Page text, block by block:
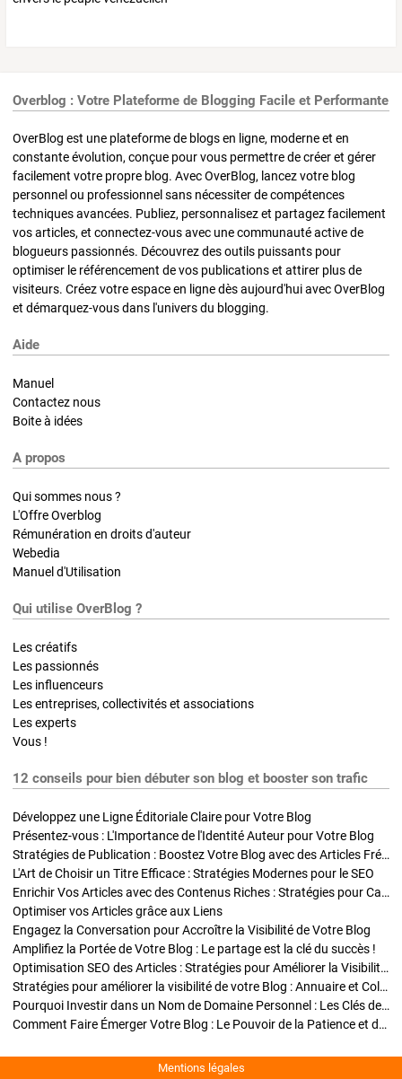
Overblog : Votre Plateforme de Blogging Facile et Performante
OverBlog est une plateforme de blogs en ligne, moderne et en
constante évolution, conçue pour vous permettre de créer et gérer
facilement votre propre blog. Avec OverBlog, lancez votre blog
personnel ou professionnel sans nécessiter de compétences
techniques avancées. Publiez, personnalisez et partagez facilement
vos articles, et connectez-vous avec une communauté active de
blogueurs passionnés. Découvrez des outils puissants pour
optimiser le référencement de vos publications et attirer plus de
visiteurs. Créez votre espace en ligne dès aujourd'hui avec OverBlog
et démarquez-vous dans l'univers du blogging.
Aide
Manuel
Contactez nous
Boite à idées
A propos
Qui sommes nous ?
L'Offre Overblog
Rémunération en droits d'auteur
Webedia
Manuel d'Utilisation
Qui utilise OverBlog ?
Les créatifs
Les passionnés
Les influenceurs
Les entreprises, collectivités et associations
Les experts
Vous !
12 conseils pour bien débuter son blog et booster son trafic
Développez une Ligne Éditoriale Claire pour Votre Blog
Présentez-vous : L'Importance de l'Identité Auteur pour Votre Blog
Stratégies de Publication : Boostez Votre Blog avec des Articles Fréquents et Exclusifs
L'Art de Choisir un Titre Efficace : Stratégies Modernes pour le SEO
Enrichir Vos Articles avec des Contenus Riches : Stratégies pour Captiver et Optimiser
Optimiser vos Articles grâce aux Liens
Engagez la Conversation pour Accroître la Visibilité de Votre Blog
Amplifiez la Portée de Votre Blog : Le partage est la clé du succès !
Optimisation SEO des Articles : Stratégies pour Améliorer la Visibilité de Votre Blog
Stratégies pour améliorer la visibilité de votre Blog : Annuaire et Collaborations
Pourquoi Investir dans un Nom de Domaine Personnel : Les Clés de la Réussite de Votre Blog
Comment Faire Émerger Votre Blog : Le Pouvoir de la Patience et de la Persévérance
Mentions légales